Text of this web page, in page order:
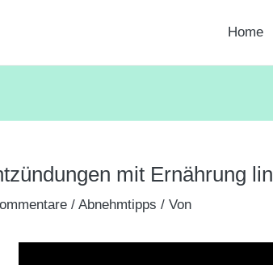
Home
mit Ernährung
/ Abnehmtipps / Von